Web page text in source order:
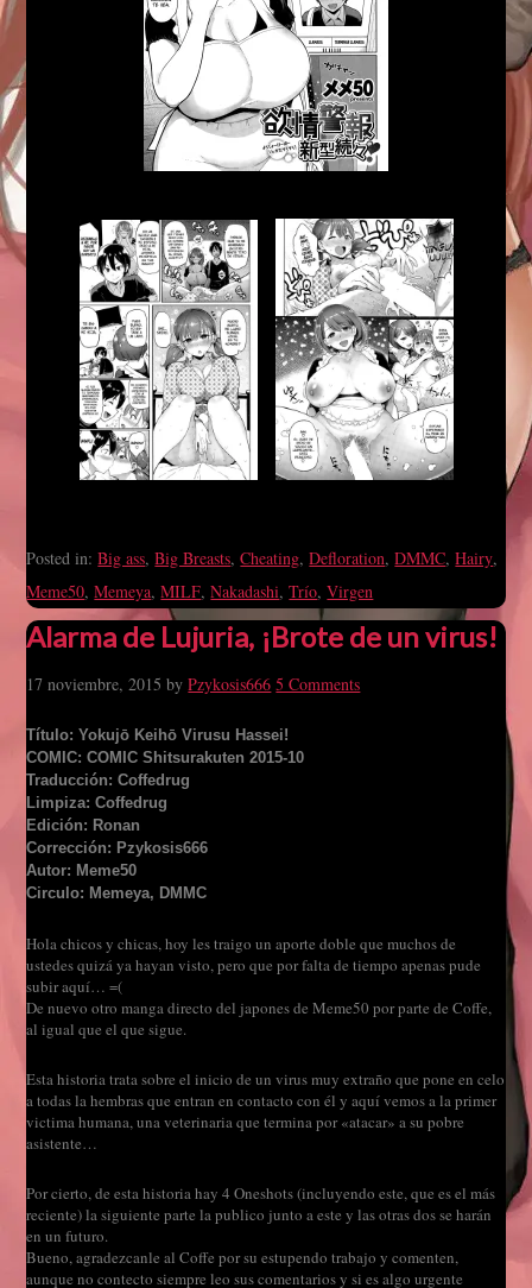
Posted in:Big ass,Big Breasts,Cheating,Defloration,DMMC,Hairy,
Meme50,Memeya,MILF,Nakadashi,Trío,Virgen
Alarma de Lujuria, ¡Brote de un virus!
17 noviembre, 2015 byPzykosis666 5 Comments
Título: Yokujō Keihō Virusu Hassei!
COMIC: COMIC Shitsurakuten 2015-10
Traducción: Coffedrug
Limpiza: Coffedrug
Edición: Ronan
Corrección: Pzykosis666
Autor: Meme50
Circulo: Memeya, DMMC
Hola chicos y chicas, hoy les traigo un aporte doble que muchos de
ustedes quizá ya hayan visto, pero que por falta de tiempo apenas pude
subir aquí… =(
De nuevo otro manga directo del japones de Meme50 por parte de Coffe,
al igual que el que sigue.
Esta historia trata sobre el inicio de un virus muy extraño que pone en celo
a todas la hembras que entran en contacto con él y aquí vemos a la primer
victima humana, una veterinaria que termina por «atacar» a su pobre
asistente…
Por cierto, de esta historia hay 4 Oneshots (incluyendo este, que es el más
reciente) la siguiente parte la publico junto a este y las otras dos se harán
en un futuro.
Bueno, agradezcanle al Coffe por su estupendo trabajo y comenten,
aunque no contecto siempre leo sus comentarios y si es algo urgente